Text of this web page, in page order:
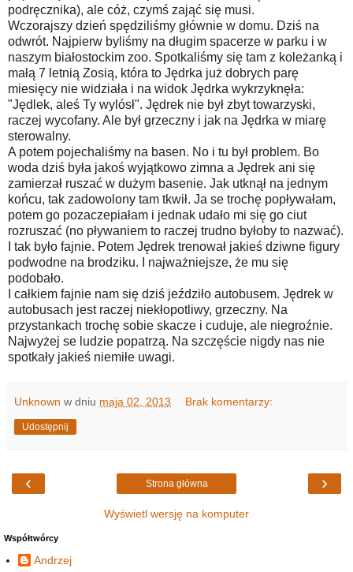
podręcznika), ale cóż, czymś zająć się musi.
Wczorajszy dzień spędziliśmy głównie w domu. Dziś na
odwrót. Najpierw byliśmy na długim spacerze w parku i w
naszym białostockim zoo. Spotkaliśmy się tam z koleżanką i
małą 7 letnią Zosią, która to Jędrka już dobrych parę
miesięcy nie widziała i na widok Jędrka wykrzyknęła:
"Jędlek, aleś Ty wylósł". Jędrek nie był zbyt towarzyski,
raczej wycofany. Ale był grzeczny i jak na Jędrka w miarę
sterowalny.
A potem pojechaliśmy na basen. No i tu był problem. Bo
woda dziś była jakoś wyjątkowo zimna a Jędrek ani się
zamierzał ruszać w dużym basenie. Jak utknął na jednym
końcu, tak zadowolony tam tkwił. Ja se trochę popływałam,
potem go pozaczepiałam i jednak udało mi się go ciut
rozruszać (no pływaniem to raczej trudno byłoby to nazwać).
I tak było fajnie. Potem Jędrek trenował jakieś dziwne figury
podwodne na brodziku. I najważniejsze, że mu się
podobało.
I całkiem fajnie nam się dziś jeździło autobusem. Jędrek w
autobusach jest raczej niekłopotliwy, grzeczny. Na
przystankach trochę sobie skacze i cuduje, ale niegroźnie.
Najwyżej se ludzie popatrzą. Na szczęście nigdy nas nie
spotkały jakieś niemiłe uwagi.
Unknown w dniu maja 02, 2013 Brak komentarzy:
Udostępnij
‹ ›
Strona główna
Wyświetl wersję na komputer
Współtwórcy
Andrzej